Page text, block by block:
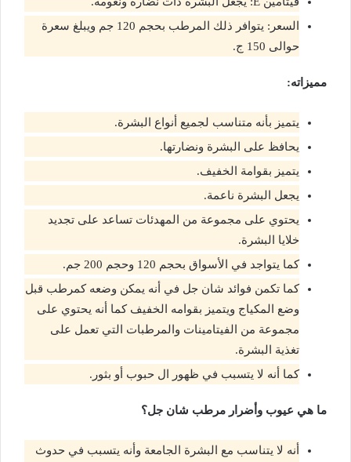
السعر: يتوافر ذلك المرطب بحجم 120 جم ويبلغ سعرة
حوالى 150 ج.
مميزاته:
يتميز بأنه متناسب لجميع أنواع البشرة.
يحافظ على البشرة ونضارتها.
يتميز بقوامة الخفيف.
يجعل البشرة ناعمة.
يحتوي على مجموعة من المهدئات تساعد على تجديد
خلايا البشرة.
كما يتواجد في الأسواق بحجم 120 وحجم 200 جم.
كما تكمن فوائد شان جل في أنه يمكن وضعه كمرطب قبل
وضع المكياج ويتميز بقوامه الخفيف كما أنه يحتوي على
مجموعة من الفيتامينات والمرطبات التي تعمل على
تغذية البشرة.
كما أنه لا يتسبب في ظهور ال حبوب أو بثور.
ما هي عيوب وأضرار مرطب شان جل؟
أنه لا يتناسب مع البشرة الجامعة وأنه يتسبب في حدوث